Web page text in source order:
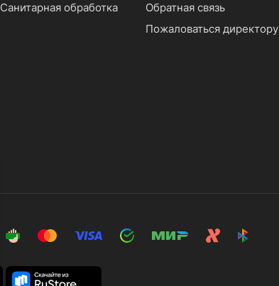
Санитарная обработка
Обратная связь
Пожаловаться директору